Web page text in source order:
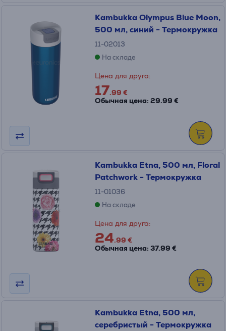
Kambukka Olympus Blue Moon,
500 мл, синий - Термокружка
11-02013
На складе
Цена для друга:
17.99 €
Обычная цена: 29.99 €
Kambukka Etna, 500 мл, Floral
Patchwork - Термокружка
11-01036
На складе
Цена для друга:
24.99 €
Обычная цена: 37.99 €
Kambukka Etna, 500 мл,
серебристый - Термокружка